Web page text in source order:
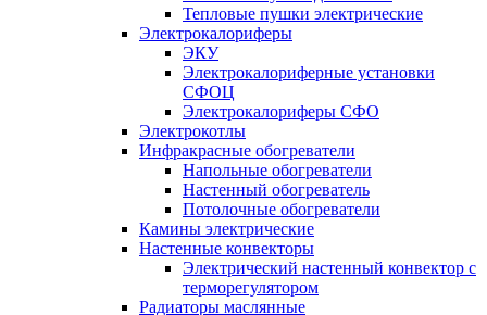
Тепловые пушки электрические
Электрокалориферы
ЭКУ
Электрокалориферные установки
СФОЦ
Электрокалориферы СФО
Электрокотлы
Инфракрасные обогреватели
Напольные обогреватели
Настенный обогреватель
Потолочные обогреватели
Камины электрические
Настенные конвекторы
Электрический настенный конвектор с
терморегулятором
Радиаторы маслянные